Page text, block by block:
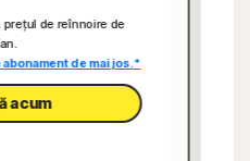
de reînnoire de
de mai jos.*
acum